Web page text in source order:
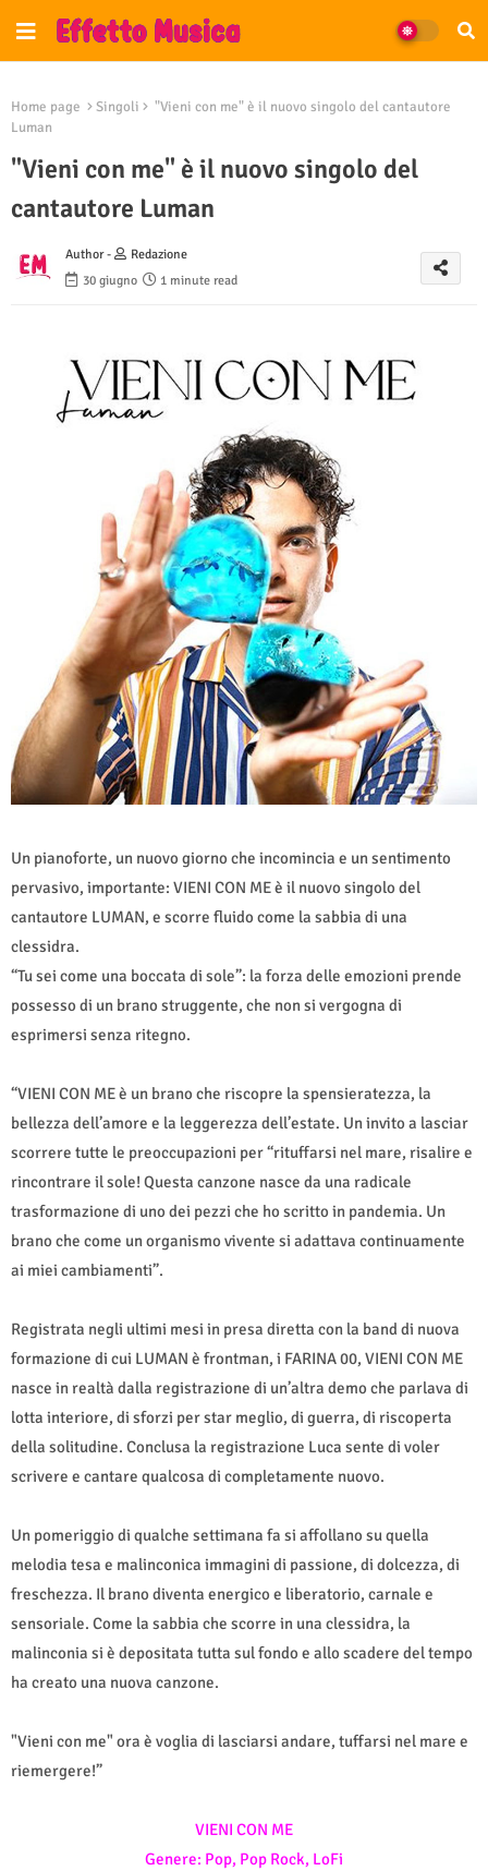
Home page Singoli
"Vieni con me" è il nuovo singolo del cantautore
Luman
"Vieni con me" è il nuovo singolo del
cantautore Luman
Author -
Redazione
30 giugno
1 minute read
Un pianoforte, un nuovo giorno che incomincia e un sentimento
pervasivo, importante: VIENI CON ME è il nuovo singolo del
cantautore LUMAN, e scorre fluido come la sabbia di una
clessidra.
“Tu sei come una boccata di sole”: la forza delle emozioni prende
possesso di un brano struggente, che non si vergogna di
esprimersi senza ritegno.
“VIENI CON ME è un brano che riscopre la spensieratezza, la
bellezza dell’amore e la leggerezza dell’estate. Un invito a lasciar
scorrere tutte le preoccupazioni per “rituffarsi nel mare, risalire e
rincontrare il sole! Questa canzone nasce da una radicale
trasformazione di uno dei pezzi che ho scritto in pandemia. Un
brano che come un organismo vivente si adattava continuamente
ai miei cambiamenti”.
Registrata negli ultimi mesi in presa diretta con la band di nuova
formazione di cui LUMAN è frontman, i FARINA 00, VIENI CON ME
nasce in realtà dalla registrazione di un’altra demo che parlava di
lotta interiore, di sforzi per star meglio, di guerra, di riscoperta
della solitudine. Conclusa la registrazione Luca sente di voler
scrivere e cantare qualcosa di completamente nuovo.
Un pomeriggio di qualche settimana fa si affollano su quella
melodia tesa e malinconica immagini di passione, di dolcezza, di
freschezza. Il brano diventa energico e liberatorio, carnale e
sensoriale. Come la sabbia che scorre in una clessidra, la
malinconia si è depositata tutta sul fondo e allo scadere del tempo
ha creato una nuova canzone.
"Vieni con me" ora è voglia di lasciarsi andare, tuffarsi nel mare e
riemergere!”
VIENI CON ME
Genere: Pop, Pop Rock, LoFi